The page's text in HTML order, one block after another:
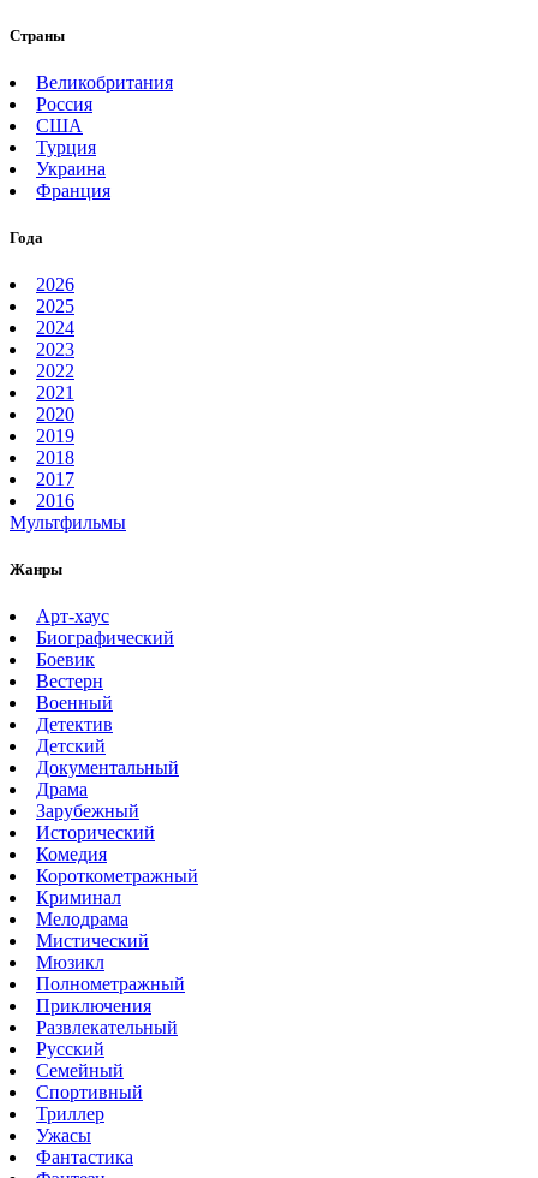
Страны
Великобритания
Россия
США
Турция
Украина
Франция
Года
2026
2025
2024
2023
2022
2021
2020
2019
2018
2017
2016
Мультфильмы
Жанры
Арт-хаус
Биографический
Боевик
Вестерн
Военный
Детектив
Детский
Документальный
Драма
Зарубежный
Исторический
Комедия
Короткометражный
Криминал
Мелодрама
Мистический
Мюзикл
Полнометражный
Приключения
Развлекательный
Русский
Семейный
Спортивный
Триллер
Ужасы
Фантастика